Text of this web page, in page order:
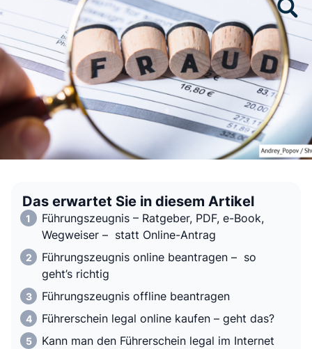
Das erwartet Sie in diesem Artikel
Führungszeugnis – Ratgeber, PDF, e-Book,
Wegweiser – statt Online-Antrag
Führungszeugnis online beantragen – so
geht’s richtig
Führungszeugnis offline beantragen
Führerschein legal online kaufen – geht das?
Kann man den Führerschein legal im Internet